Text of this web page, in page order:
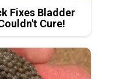
Fixes Bladder
Cure!